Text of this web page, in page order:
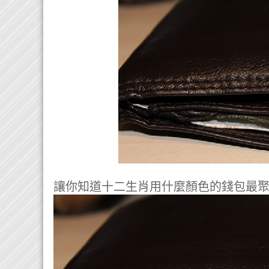
讓你知道十二生肖用什麼顏色的錢包最